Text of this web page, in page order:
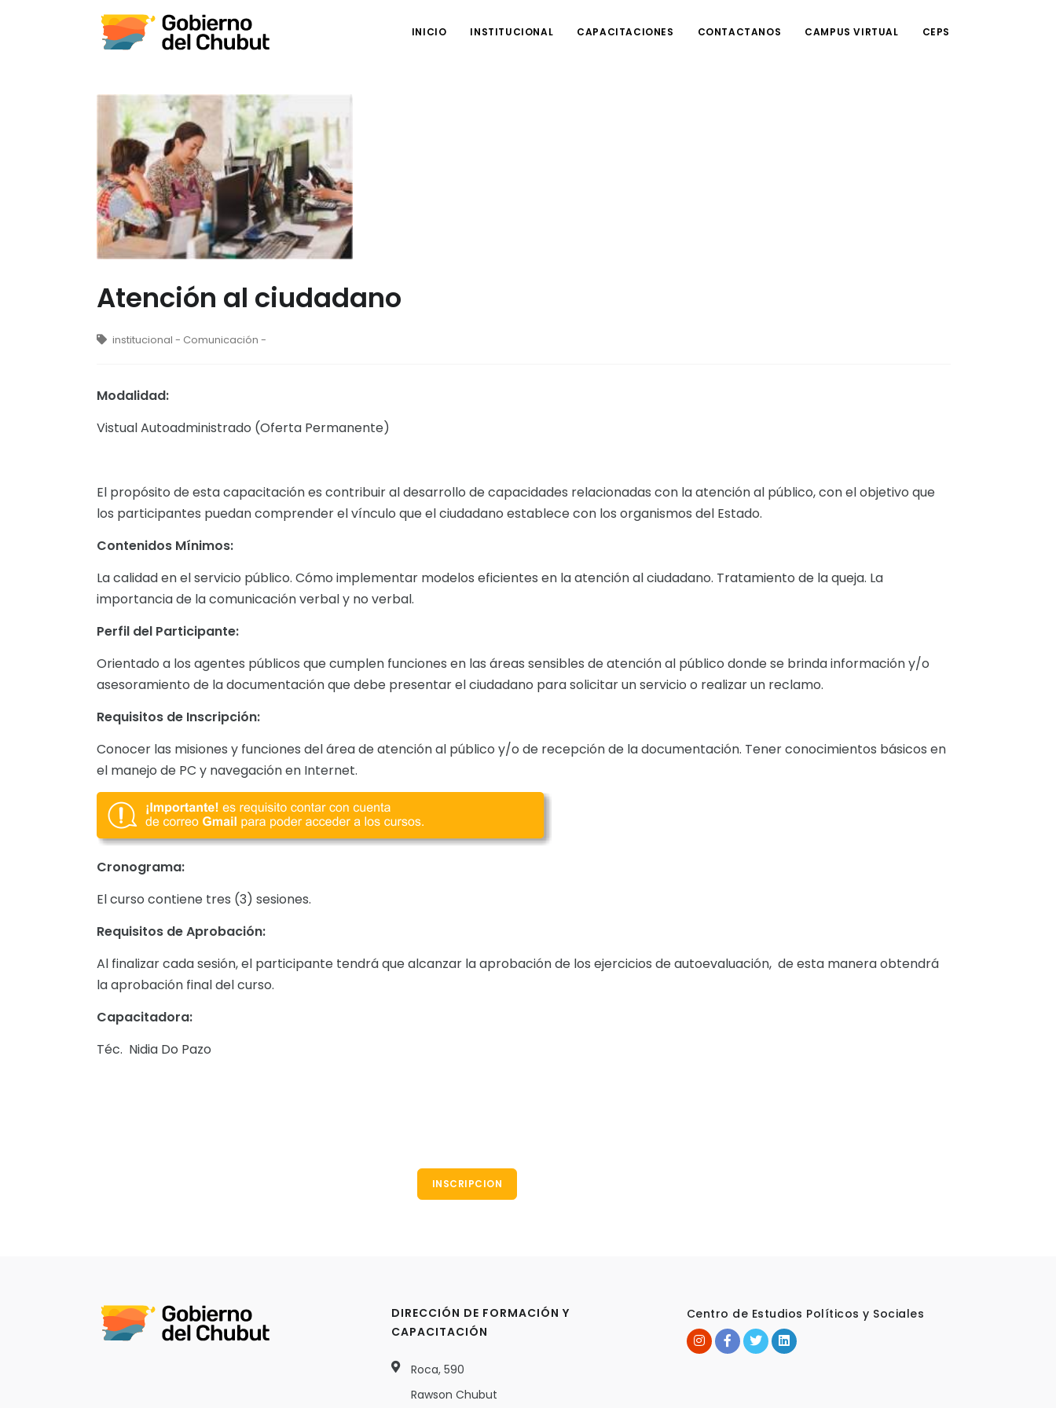
INICIO INSTITUCIONAL CAPACITACIONES CONTACTANOS CAMPUS VIRTUAL CEPS
Atención al ciudadano
institucional - Comunicación -
Modalidad:
Vistual Autoadministrado (Oferta Permanente)
El propósito de esta capacitación es contribuir al desarrollo de capacidades relacionadas con la atención al público, con el objetivo que
los participantes puedan comprender el vínculo que el ciudadano establece con los organismos del Estado.
Contenidos Mínimos:
La calidad en el servicio público. Cómo implementar modelos eficientes en la atención al ciudadano. Tratamiento de la queja. La
importancia de la comunicación verbal y no verbal.
Perfil del Participante:
Orientado a los agentes públicos que cumplen funciones en las áreas sensibles de atención al público donde se brinda información y/o
asesoramiento de la documentación que debe presentar el ciudadano para solicitar un servicio o realizar un reclamo.
Requisitos de Inscripción:
Conocer las misiones y funciones del área de atención al público y/o de recepción de la documentación. Tener conocimientos básicos en
el manejo de PC y navegación en Internet.
Cronograma:
El curso contiene tres (3) sesiones.
Requisitos de Aprobación:
Al finalizar cada sesión, el participante tendrá que alcanzar la aprobación de los ejercicios de autoevaluación, de esta manera obtendrá
la aprobación final del curso.
Capacitadora:
Téc. Nidia Do Pazo
INSCRIPCION
DIRECCIÓN DE FORMACIÓN Y
CAPACITACIÓN
Roca, 590
Rawson Chubut
Centro de Estudios Políticos y Sociales